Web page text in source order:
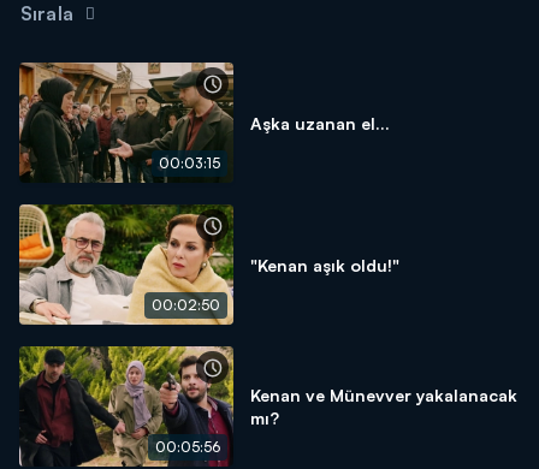
Sırala
00:03:15
Aşka uzanan el...
00:02:50
"Kenan aşık oldu!"
00:05:56
Kenan ve Münevver yakalanacak
mı?